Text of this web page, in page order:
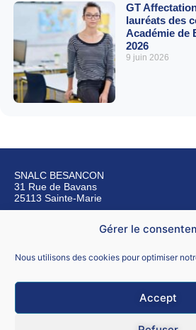
Gérer le
Nous utilisons des cookies pour optimiser
Accept
GT
lauréats des
Académie de
2026
9 juin 2026
SNALC BESANCON
31 Rue de Bavans
25113 Sainte-Marie